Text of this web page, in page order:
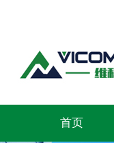
首页